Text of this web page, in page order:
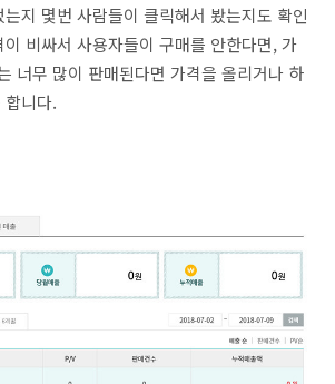
지 몇번 사람들이 클릭해서 봤는지도 확인
비싸서 사용자들이 구매를 안한다면, 가
너무 많이 판매된다면 가격을 올리거나 하
니다.